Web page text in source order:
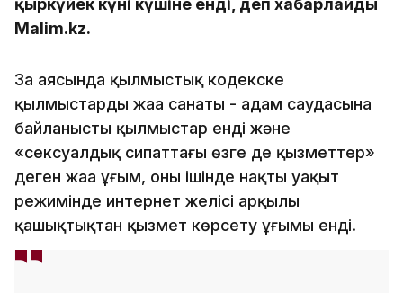
қыркүйек күні күшіне енді, деп хабарлайды
Malim.kz.
Заң аясында қылмыстық кодекске
қылмыстардың жаңа санаты - адам саудасына
байланысты қылмыстар енді және
«сексуалдық сипаттағы өзге де қызметтер»
деген жаңа ұғым, оның ішінде нақты уақыт
режимінде интернет желісі арқылы
қашықтықтан қызмет көрсету ұғымы енді.